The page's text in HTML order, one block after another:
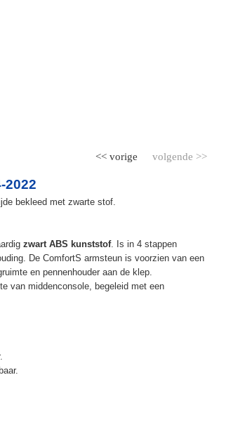
volgende >>
<< vorige
2022
bekleed met zwarte stof.
zwart ABS kunststof. Is in 4 stappen
De ComfortS armsteun is voorzien van een
en pennenhouder aan de klep.
van middenconsole, begeleid met een